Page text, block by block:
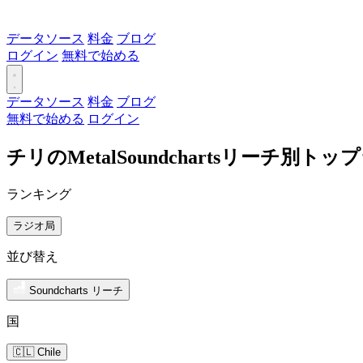
データソース 料金 ブログ
ログイン 無料で始める
データソース 料金 ブログ
無料で始める ログイン
チリのMetalSoundchartsリーチ別トッ
ランキング
ラジオ局
並び替え
Soundcharts リーチ
国
🇨🇱 Chile